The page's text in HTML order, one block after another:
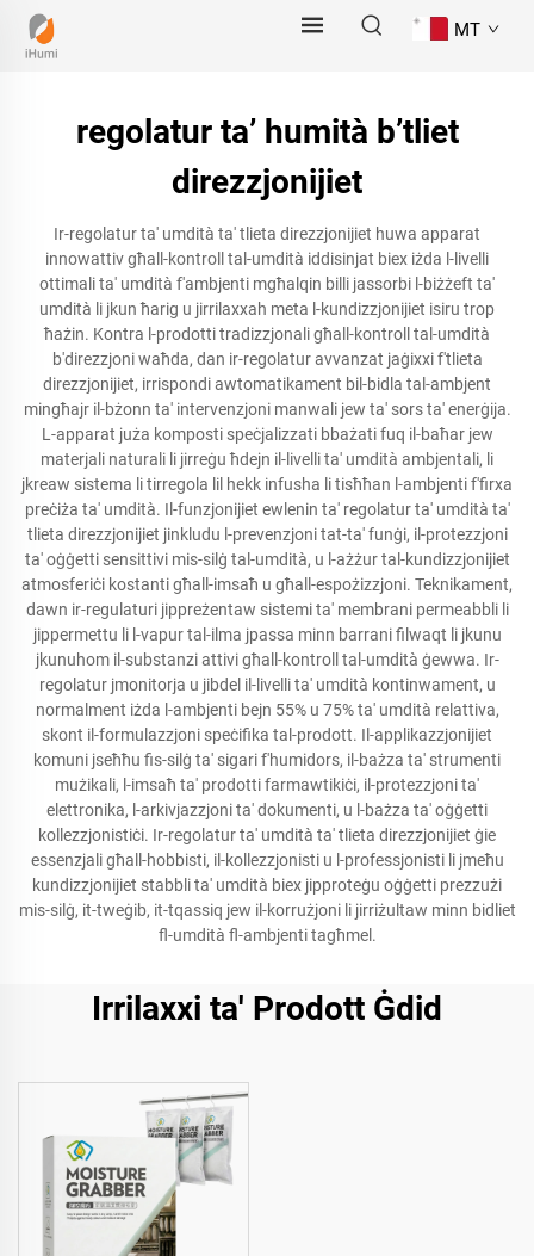
MT
regolatur ta’ humità b’tliet
direzzjonijiet
Ir-regolatur ta' umdità ta' tlieta direzzjonijiet huwa apparat
innowattiv għall-kontroll tal-umdità iddisinjat biex iżda l-livelli
ottimali ta' umdità f'ambjenti mgħalqin billi jassorbi l-biżżeft ta'
umdità li jkun ħarig u jirrilaxxah meta l-kundizzjonijiet isiru trop
ħażin. Kontra l-prodotti tradizzjonali għall-kontroll tal-umdità
b'direzzjoni waħda, dan ir-regolatur avvanzat jaġixxi f'tlieta
direzzjonijiet, irrispondi awtomatikament bil-bidla tal-ambjent
mingħajr il-bżonn ta' intervenzjoni manwali jew ta' sors ta' enerġija.
L-apparat juża komposti speċjalizzati bbażati fuq il-baħar jew
materjali naturali li jirreġu ħdejn il-livelli ta' umdità ambjentali, li
jkreaw sistema li tirregola lil hekk infusha li tisħħan l-ambjenti f'firxa
preċiża ta' umdità. Il-funzjonijiet ewlenin ta' regolatur ta' umdità ta'
tlieta direzzjonijiet jinkludu l-prevenzjoni tat-ta' funġi, il-protezzjoni
ta' oġġetti sensittivi mis-silġ tal-umdità, u l-ażżur tal-kundizzjonijiet
atmosferiċi kostanti għall-imsaħ u għall-espożizzjoni. Teknikament,
dawn ir-regulaturi jippreżentaw sistemi ta' membrani permeabbli li
jippermettu li l-vapur tal-ilma jpassa minn barrani filwaqt li jkunu
jkunuhom il-substanzi attivi għall-kontroll tal-umdità ġewwa. Ir-
regolatur jmonitorja u jibdel il-livelli ta' umdità kontinwament, u
normalment iżda l-ambjenti bejn 55% u 75% ta' umdità relattiva,
skont il-formulazzjoni speċifika tal-prodott. Il-applikazzjonijiet
komuni jseħħu fis-silġ ta' sigari f'humidors, il-bażza ta' strumenti
mużikali, l-imsaħ ta' prodotti farmawtikiċi, il-protezzjoni ta'
elettronika, l-arkivjazzjoni ta' dokumenti, u l-bażza ta' oġġetti
kollezzjonistiċi. Ir-regolatur ta' umdità ta' tlieta direzzjonijiet ġie
essenzjali għall-hobbisti, il-kollezzjonisti u l-professjonisti li jmeħu
kundizzjonijiet stabbli ta' umdità biex jipproteġu oġġetti prezzużi
mis-silġ, it-tweġib, it-tqassiq jew il-korrużjoni li jirriżultaw minn bidliet
fl-umdità fl-ambjenti tagħmel.
Irrilaxxi ta' Prodott Ġdid